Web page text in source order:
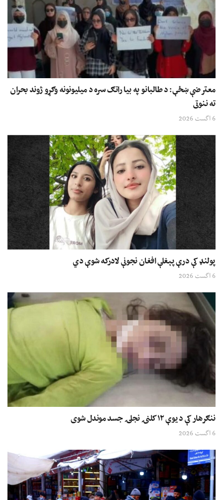
معترضې ښځې: د طالبانو په بیا راتګ سره د میلیونونه وګړو ژوند بحران
ته ننوتی
6 اگست 2026
پولنډ کې درې پېغلې افغان نجونې لادرکه شوې دي
6 اگست 2026
ننګرهار کې د یوې ۱۲ کلنۍ نجلۍ جسد موندل شوی
6 اگست 2026